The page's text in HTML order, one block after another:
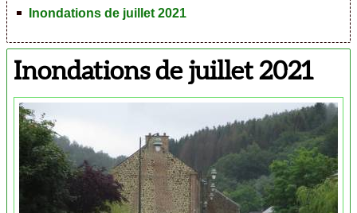
Inondations de juillet 2021
Inondations de juillet 2021